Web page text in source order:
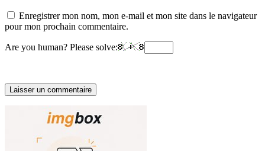
Enregistrer mon nom, mon e-mail et mon site dans le navigateur
pour mon prochain commentaire.
Are you human? Please solve: